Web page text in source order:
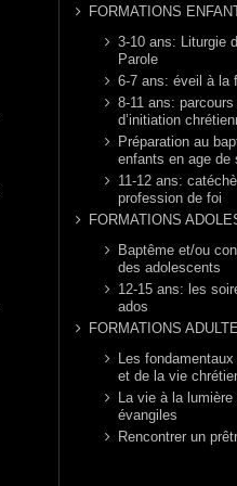
FORMATIONS
3-10 ans: Liturgie
Parole
6-7 ans: éveil à la
8-11 ans: parcours
d’initiation
Préparation au
enfants en age de
11-12 ans:
profession de foi
FORMATIONS
Baptême et/ou
des adolescents
12-15 ans: les
ados
FORMATIONS
Les
et de la vie
La vie à la lumière
évangiles
Rencontrer un